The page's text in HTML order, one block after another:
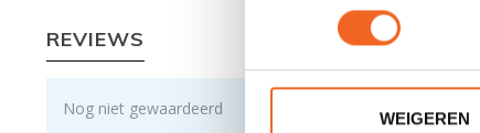
WEIGEREN
REVIEWS
Nog niet gewaardeerd